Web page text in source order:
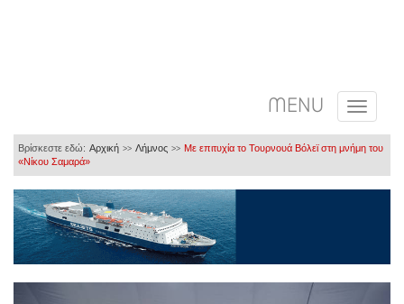
MENU
Βρίσκεστε εδώ: Αρχική >> Λήμνος >> Με επιτυχία το Τουρνουά Βόλεϊ στη μνήμη του
«Νίκου Σαμαρά»